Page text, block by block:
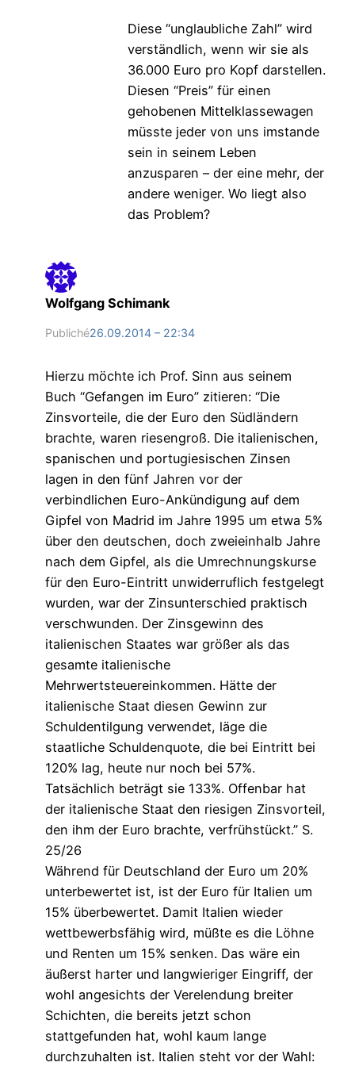
Diese “unglaubliche Zahl” wird
verständlich, wenn wir sie als
36.000 Euro pro Kopf darstellen.
Diesen “Preis” für einen
gehobenen Mittelklassewagen
müsste jeder von uns imstande
sein in seinem Leben
anzusparen – der eine mehr, der
andere weniger. Wo liegt also
das Problem?
Wolfgang Schimank
Publiché26.09.2014 – 22:34
Hierzu möchte ich Prof. Sinn aus seinem
Buch “Gefangen im Euro” zitieren: “Die
Zinsvorteile, die der Euro den Südländern
brachte, waren riesengroß. Die italienischen,
spanischen und portugiesischen Zinsen
lagen in den fünf Jahren vor der
verbindlichen Euro-Ankündigung auf dem
Gipfel von Madrid im Jahre 1995 um etwa 5%
über den deutschen, doch zweieinhalb Jahre
nach dem Gipfel, als die Umrechnungskurse
für den Euro-Eintritt unwiderruflich festgelegt
wurden, war der Zinsunterschied praktisch
verschwunden. Der Zinsgewinn des
italienischen Staates war größer als das
gesamte italienische
Mehrwertsteuereinkommen. Hätte der
italienische Staat diesen Gewinn zur
Schuldentilgung verwendet, läge die
staatliche Schuldenquote, die bei Eintritt bei
120% lag, heute nur noch bei 57%.
Tatsächlich beträgt sie 133%. Offenbar hat
der italienische Staat den riesigen Zinsvorteil,
den ihm der Euro brachte, verfrühstückt.” S.
25/26
Während für Deutschland der Euro um 20%
unterbewertet ist, ist der Euro für Italien um
15% überbewertet. Damit Italien wieder
wettbewerbsfähig wird, müßte es die Löhne
und Renten um 15% senken. Das wäre ein
äußerst harter und langwieriger Eingriff, der
wohl angesichts der Verelendung breiter
Schichten, die bereits jetzt schon
stattgefunden hat, wohl kaum lange
durchzuhalten ist. Italien steht vor der Wahl: